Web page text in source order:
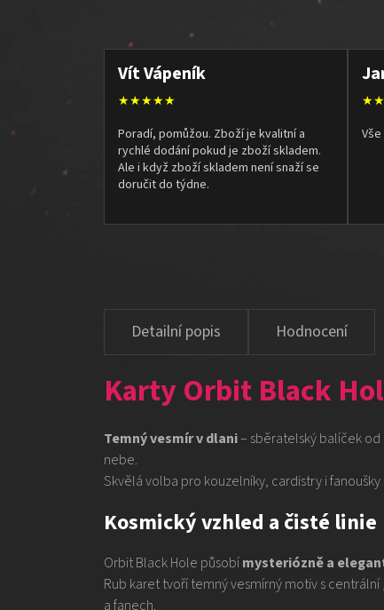
Vít Vápeník
★★★★★
Poradí, pomůžou. Zboží je kvalitní a
rychlé dodání pokud je zboží skladem.
Ale i když zboží skladem není snaží se
doručit do týdne.
Hodnocení
Karty Orbit Black
Temný vesmír v dlani– sběratelský balíček
nebe.
Skvělá volba pro kouzelníky, cardistry i
Kosmický vzhled a čisté linie
Orbit Black Hole působímysteriózně a
Rub karet tvoří temný vesmírný motiv s
a fanech.